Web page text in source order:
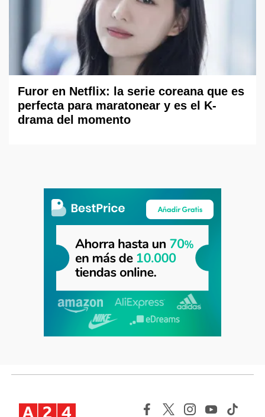
Furor en Netflix: la serie coreana que es
perfecta para maratonear y es el K-
drama del momento